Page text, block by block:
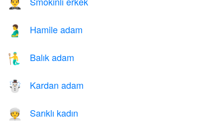
🤵‍♂️
🫃 Hamile adam
🧜‍♂️ Balık adam
☃️ Kardan adam
👳‍♀️ Sarıklı kadın